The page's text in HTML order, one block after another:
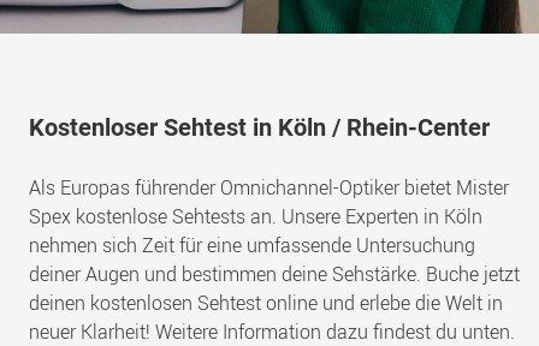
Kostenloser Sehtest in Köln / Rhein-Center
Als Europas führender Omnichannel-Optiker bietet Mister
Spex kostenlose Sehtests an. Unsere Experten in Köln
nehmen sich Zeit für eine umfassende Untersuchung
deiner Augen und bestimmen deine Sehstärke. Buche jetzt
deinen kostenlosen Sehtest online und erlebe die Welt in
neuer Klarheit! Weitere Information dazu findest du unten.